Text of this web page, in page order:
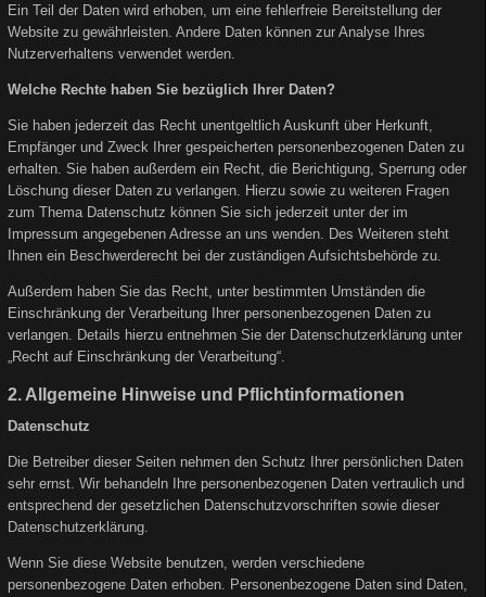
Ein Teil der Daten wird erhoben, um eine fehlerfreie Bereitstellung der
Website zu gewährleisten. Andere Daten können zur Analyse Ihres
Nutzerverhaltens verwendet werden.
Welche Rechte haben Sie bezüglich Ihrer Daten?
Sie haben jederzeit das Recht unentgeltlich Auskunft über Herkunft,
Empfänger und Zweck Ihrer gespeicherten personenbezogenen Daten zu
erhalten. Sie haben außerdem ein Recht, die Berichtigung, Sperrung oder
Löschung dieser Daten zu verlangen. Hierzu sowie zu weiteren Fragen
zum Thema Datenschutz können Sie sich jederzeit unter der im
Impressum angegebenen Adresse an uns wenden. Des Weiteren steht
Ihnen ein Beschwerderecht bei der zuständigen Aufsichtsbehörde zu.
Außerdem haben Sie das Recht, unter bestimmten Umständen die
Einschränkung der Verarbeitung Ihrer personenbezogenen Daten zu
verlangen. Details hierzu entnehmen Sie der Datenschutzerklärung unter
„Recht auf Einschränkung der Verarbeitung“.
2. Allgemeine Hinweise und Pflichtinformationen
Datenschutz
Die Betreiber dieser Seiten nehmen den Schutz Ihrer persönlichen Daten
sehr ernst. Wir behandeln Ihre personenbezogenen Daten vertraulich und
entsprechend der gesetzlichen Datenschutzvorschriften sowie dieser
Datenschutzerklärung.
Wenn Sie diese Website benutzen, werden verschiedene
personenbezogene Daten erhoben. Personenbezogene Daten sind Daten,